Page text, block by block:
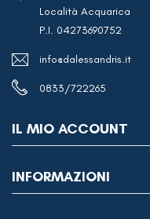
Località Acquarica
P.I. 04273690752
info@dalessandris.it
0833/722265
IL MIO ACCOUNT
INFORMAZIONI